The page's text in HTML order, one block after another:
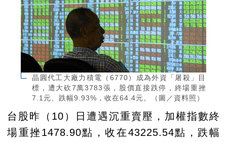
晶圓代工大廠力積電（6770）成為外資「屠殺」目
標，遭大砍7萬3783張，股價直接跌停，終場重挫
7.1元、跌幅9.93%，收在64.4元。（圖／資料照）
台股昨（10）日遭遇沉重賣壓，加權指數終
場重挫1478.90點，收在43225.54點，跌幅